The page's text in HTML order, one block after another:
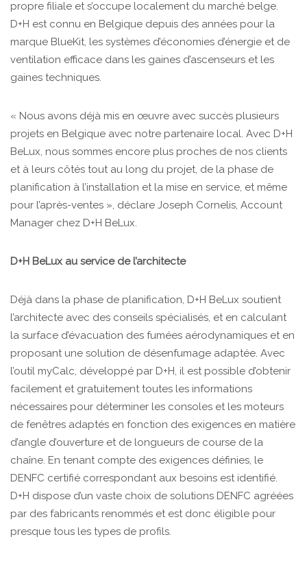
propre filiale et s’occupe localement du marché belge.
D+H est connu en Belgique depuis des années pour la
marque BlueKit, les systèmes d’économies d’énergie et de
ventilation efficace dans les gaines d’ascenseurs et les
gaines techniques.
« Nous avons déjà mis en œuvre avec succès plusieurs
projets en Belgique avec notre partenaire local. Avec D+H
BeLux, nous sommes encore plus proches de nos clients
et à leurs côtés tout au long du projet, de la phase de
planification à l’installation et la mise en service, et même
pour l’après-ventes », déclare Joseph Cornelis, Account
Manager chez D+H BeLux.
D+H BeLux au service de l’architecte
Déjà dans la phase de planification, D+H BeLux soutient
l’architecte avec des conseils spécialisés, et en calculant
la surface d’évacuation des fumées aérodynamiques et en
proposant une solution de désenfumage adaptée. Avec
l’outil myCalc, développé par D+H, il est possible d’obtenir
facilement et gratuitement toutes les informations
nécessaires pour déterminer les consoles et les moteurs
de fenêtres adaptés en fonction des exigences en matière
d’angle d’ouverture et de longueurs de course de la
chaîne. En tenant compte des exigences définies, le
DENFC certifié correspondant aux besoins est identifié.
D+H dispose d’un vaste choix de solutions DENFC agréées
par des fabricants renommés et est donc éligible pour
presque tous les types de profils.